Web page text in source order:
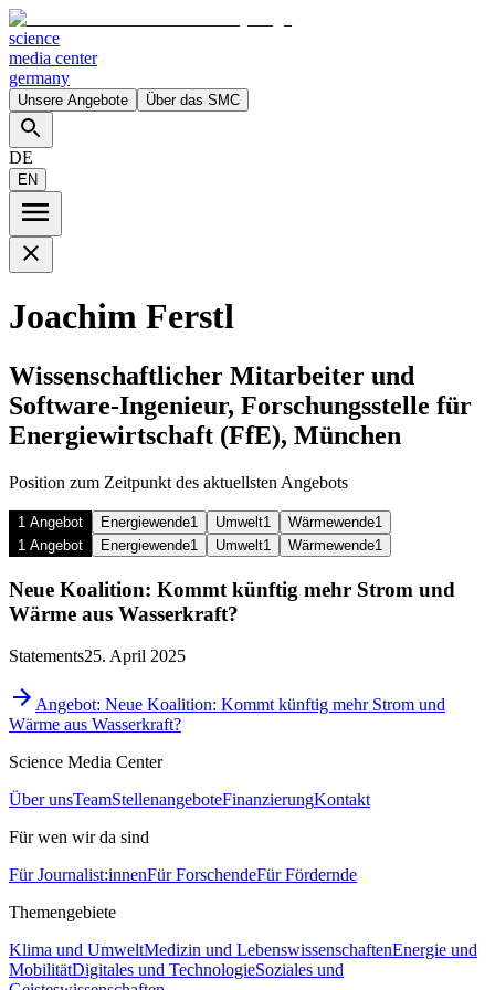
science
media center
germany
Unsere Angebote Über das SMC
DE
EN
Joachim Ferstl
Wissenschaftlicher Mitarbeiter und
Software-Ingenieur, Forschungsstelle für
Energiewirtschaft (FfE), München
Position zum Zeitpunkt des aktuellsten Angebots
1 Angebot Energiewende1 Umwelt1 Wärmewende1
1 Angebot
Energiewende1 Umwelt1 Wärmewende1
Neue Koalition: Kommt künftig mehr Strom und
Wärme aus Wasserkraft?
Statements25. April 2025
Angebot: Neue Koalition: Kommt künftig mehr Strom und
Wärme aus Wasserkraft?
Science Media Center
Über unsTeamStellenangeboteFinanzierungKontakt
Für wen wir da sind
Für Journalist:innenFür ForschendeFür Fördernde
Themengebiete
Klima und UmweltMedizin und LebenswissenschaftenEnergie und
MobilitätDigitales und TechnologieSoziales und